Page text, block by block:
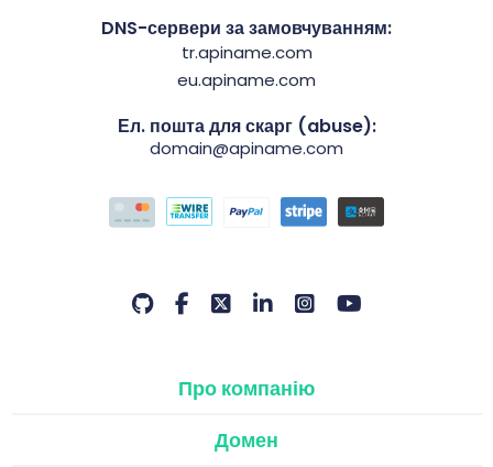
DNS-сервери за замовчуванням:
tr.apiname.com
eu.apiname.com
Ел. пошта для скарг (abuse):
domain@apiname.com
Про компанію
Домен